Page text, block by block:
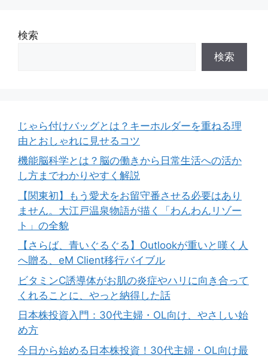
ー
検索
検索
じゃら付けバッグとは？キーホルダーを重ねる理
由とおしゃれに見せるコツ
機能脳科学とは？脳の働きから日常生活への活か
し方までわかりやすく解説
【関東初】もう愛犬をお留守番させる必要はあり
ません。大江戸温泉物語が描く「わんわんリゾー
ト」の全貌
【さらば、青いぐるぐる】Outlookが重いと嘆く人
へ贈る、eM Client移行バイブル
ビタミンC誘導体がお肌の炎症やハリに向き合って
くれることに、やっと納得した話
日本株投資入門：30代主婦・OL向け、やさしい始
め方
今日から始める日本株投資！30代主婦・OL向け最